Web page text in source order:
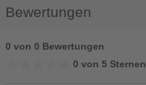
Bewertungen
0 von 0 Bewertungen
0 von 5 Sternen